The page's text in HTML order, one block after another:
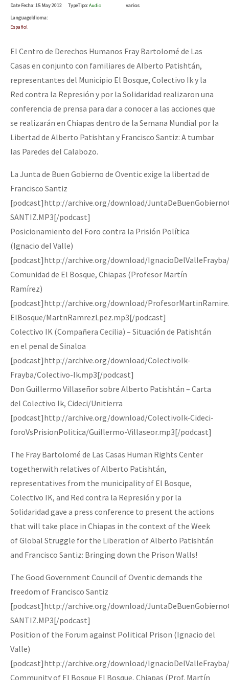
DateFecha: 15 May 2012 TypeTipo:Audio
varios
LanguageIdioma:
Español
El Centro de Derechos Humanos Fray Bartolomé de Las
Casas en conjunto con familiares de Alberto Patishtán,
representantes del Municipio El Bosque, Colectivo Ik y la
Red contra la Represión y por la Solidaridad realizaron una
conferencia de prensa para dar a conocer a las acciones que
se realizarán en Chiapas dentro de la Semana Mundial por la
Libertad de Alberto Patishtan y Francisco Santiz: A tumbar
las Paredes del Calabozo.
La Junta de Buen Gobierno de Oventic exige la libertad de
Francisco Santiz
[podcast]http://archive.org/download/
SANTIZ.MP3[/podcast]
Posicionamiento del Foro contra la Prisión Política
(Ignacio del Valle)
[podcast]http://archive.org/download/
Comunidad de El Bosque, Chiapas (Profesor Martín
Ramírez)
[podcast]http://archive.org/download/
ElBosque/MartnRamrezLpez.mp3[/podcast]
Colectivo IK (Compañera Cecilia) – Situación de Patishtán
en el penal de Sinaloa
[podcast]http://archive.org/download/ColectivoIk-
Frayba/Colectivo-Ik.mp3[/podcast]
Don Guillermo Villaseñor sobre Alberto Patishtán – Carta
del Colectivo Ik, Cideci/Unitierra
[podcast]http://archive.org/download/ColectivoIk-Cideci-
foroVsPrisionPolitica/Guillermo-Villaseor.mp3[/podcast]
The Fray Bartolomé de Las Casas Human Rights Center
togetherwith relatives of Alberto Patishtán,
representatives from the municipality of El Bosque,
Colectivo IK, and Red contra la Represión y por la
Solidaridad gave a press conference to present the actions
that will take place in Chiapas in the context of the Week
of Global Struggle for the Liberation of Alberto Patishtán
and Francisco Santiz: Bringing down the Prison Walls!
The Good Government Council of Oventic demands the
freedom of Francisco Santiz
[podcast]http://archive.org/download/
SANTIZ.MP3[/podcast]
Position of the Forum against Political Prison (Ignacio del
Valle)
[podcast]http://archive.org/download/
Community of El Bosque El Bosque, Chiapas (Prof. Martín